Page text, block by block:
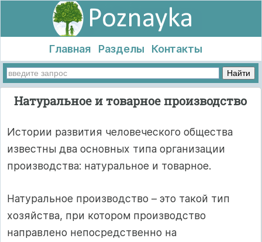
Главная Разделы Контакты
Натуральное и товарное производство
Истории развития человеческого общества
известны два основных типа организации
производства: натуральное и товарное.
Натуральное производство – это такой тип
хозяйства, при котором производство
направлено непосредственно на